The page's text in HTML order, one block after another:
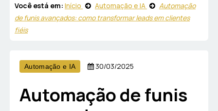
Você está em: Início Automação e IA
Automação
de funis avançados: como transformar leads em clientes
fiéis
Automação e IA 30/03/2025
Automação de funis